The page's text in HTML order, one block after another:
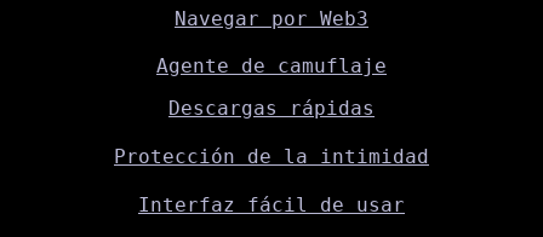
Navegar por Web3
Agente de camuflaje
Descargas rápidas
Protección de la intimidad
Interfaz fácil de usar